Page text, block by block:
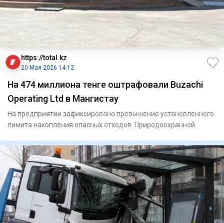
https://total.kz
20 Мая 2026 14:12
На 474 миллиона тенге оштрафовали Buzachi
Operating Ltd в Мангистау
На предприятии зафиксировано превышение установленного
лимита накопления опасных отходов. Природоохранной